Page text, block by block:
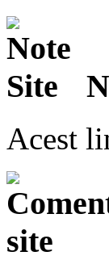
Acest